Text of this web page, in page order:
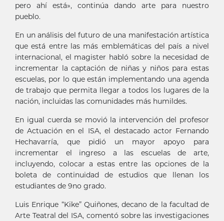
pero ahí está», continúa dando arte para nuestro
pueblo.
En un análisis del futuro de una manifestación artística
que está entre las más emblemáticas del país a nivel
internacional, el magister habló sobre la necesidad de
incrementar la captación de niñas y niños para estas
escuelas, por lo que están implementando una agenda
de trabajo que permita llegar a todos los lugares de la
nación, incluidas las comunidades más humildes.
En igual cuerda se movió la intervención del profesor
de Actuación en el ISA, el destacado actor Fernando
Hechavarría, que pidió un mayor apoyo para
incrementar el ingreso a las escuelas de arte,
incluyendo, colocar a estas entre las opciones de la
boleta de continuidad de estudios que llenan los
estudiantes de 9no grado.
Luis Enrique “Kike” Quiñones, decano de la facultad de
Arte Teatral del ISA, comentó sobre las investigaciones